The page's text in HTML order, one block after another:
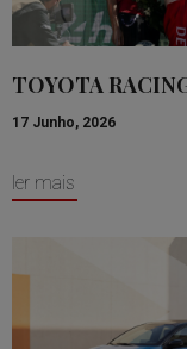
TOYOTA
17 Junho, 2026
ler mais